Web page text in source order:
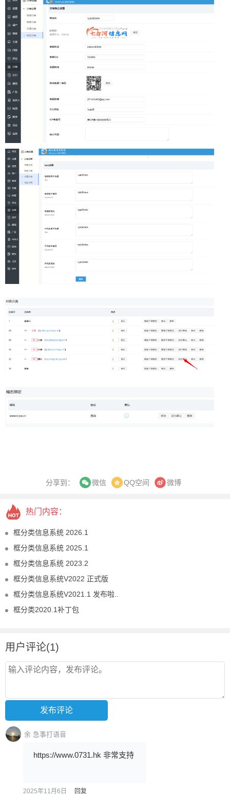
分享到： 微信 QQ空间 微博
热门内容：
框分类信息系统 2026.1
框分类信息系统 2025.1
框分类信息系统 2023.2
框分类信息系统V2022 正式版
框分类信息系统V2021.1 发布啦..
框分类2020.1补丁包
用户评论(1)
余 急事打语音
https://www.0731.hk 非常支持
2025年11月6日 回复